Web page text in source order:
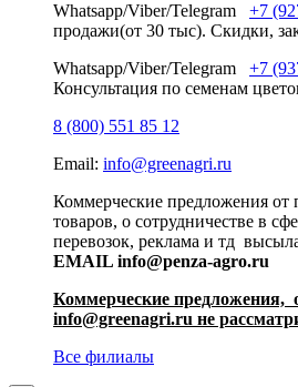
Whatsapp/Viber/Telegram +7
продажи(от 30 тыс). Скидки,
Whatsapp/Viber/Telegram +7
Консультация по семенам
8 (800) 551 85 12
Email: info@greenagri.ru
Коммерческие предложения от
товаров, о сотрудничестве в
перевозок, реклама и тд
EMAIL info@penza-agro.ru
Коммерческие предложения,
info@greenagri.ru не
Все филиалы